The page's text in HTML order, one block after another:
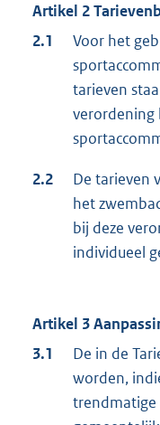
Artikel 2
2.1
Voor het
tarieven
verordening
2.2
De tarieven
het
bij deze
individueel
Artikel 3
3.1
De in de
worden,
trendmatige